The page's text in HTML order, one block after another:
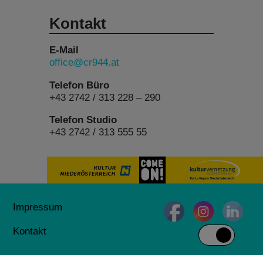
Kontakt
E-Mail
office@cr944.at
Telefon Büro
+43 2742 / 313 228 – 290
Telefon Studio
+43 2742 / 313 555 55
Impressum
Kontakt